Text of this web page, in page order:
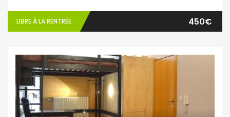
LIBRE À LA RENTRÉE 450€